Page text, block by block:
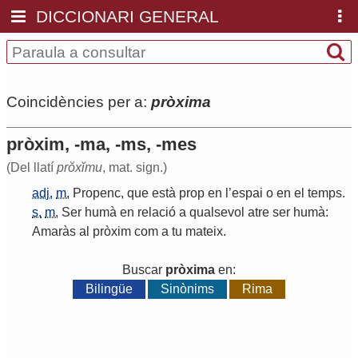
DICCIONARI GENERAL
Coincidències per a: pròxima
pròxim, -ma, -ms, -mes
(Del llatí prŏxĭmu, mat. sign.)
adj. m. Propenc, que està prop en ’espai o en el temps.
s. m. Ser humà en relació a qualsevol atre ser humà:
Amaràs al pròxim com a tu mateix.
Buscar pròxima en:
Bilingüe
Sinònims Rima